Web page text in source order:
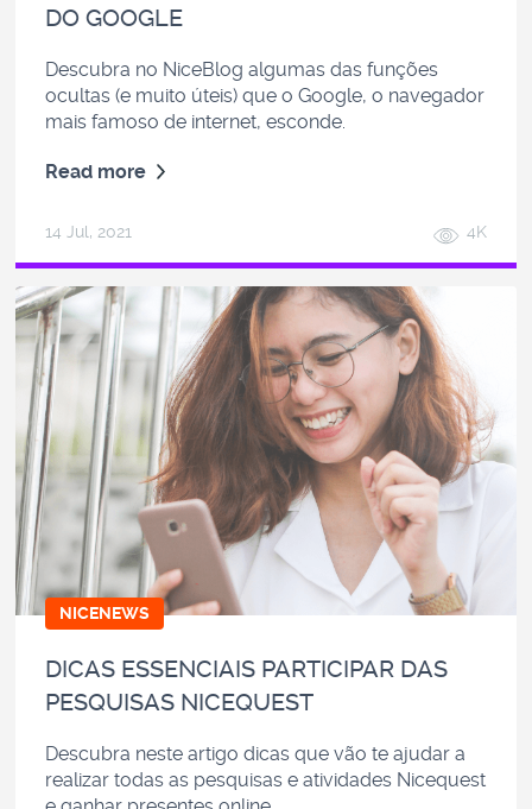
DO GOOGLE
Descubra no NiceBlog algumas das funções
ocultas (e muito úteis) que o Google, o navegador
mais famoso de internet, esconde.
Read more
14 Jul, 2021 4K
NICENEWS
DICAS ESSENCIAIS PARTICIPAR DAS
PESQUISAS NICEQUEST
Descubra neste artigo dicas que vão te ajudar a
realizar todas as pesquisas e atividades Nicequest